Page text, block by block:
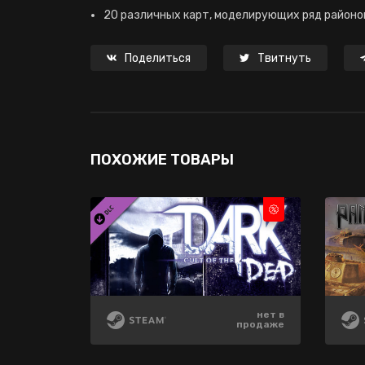
20 различных карт, моделирующих ряд
Поделиться Твитнуть
ПОХОЖИЕ ТОВАРЫ
нет в
продаже
нет в
продаже
нет в
продаже